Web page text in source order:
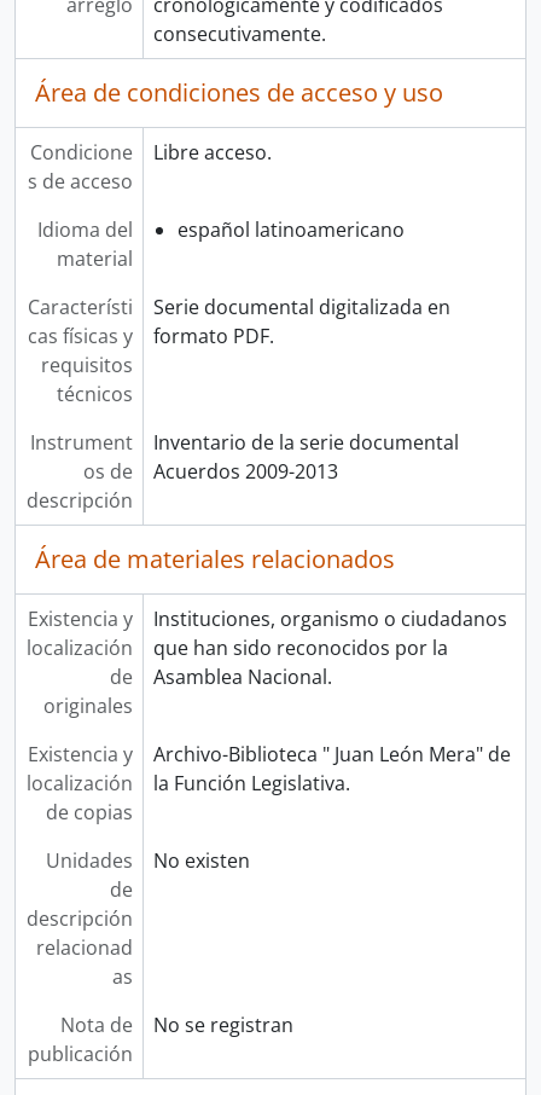
consecutivamente.
Área de condiciones de acceso y uso
Condicione
s de acceso
Libre acceso.
Idioma del
material
español latinoamericano
Característi
cas físicas y
requisitos
técnicos
Serie documental digitalizada en
formato PDF.
Instrument
os de
descripción
Inventario de la serie documental
Acuerdos 2009-2013
Área de materiales relacionados
Existencia y
localización
de
originales
Instituciones, organismo o ciudadanos
que han sido reconocidos por la
Asamblea Nacional.
Existencia y
localización
de copias
Archivo-Biblioteca " Juan León Mera" de
la Función Legislativa.
Unidades
de
descripción
relacionad
as
No existen
Nota de
publicación
No se registran